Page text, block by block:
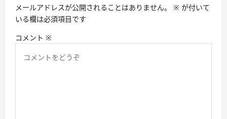
メールアドレスが公開されることはありません。 ※ が付いて
いる欄は必須項目です
コメント ※